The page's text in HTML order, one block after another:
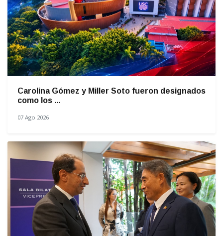
Carolina Gómez y Miller Soto fueron designados
como los ...
07 Ago 2026